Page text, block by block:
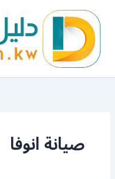
المحتوى
صيانة انوفا